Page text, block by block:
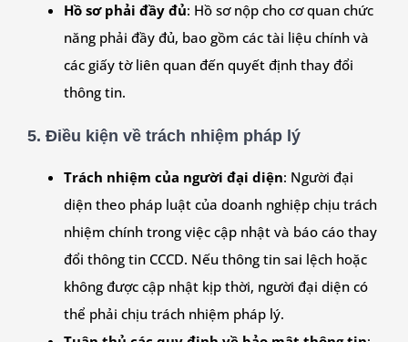
Hồ sơ phải đầy đủ: Hồ sơ nộp cho cơ quan chức
năng phải đầy đủ, bao gồm các tài liệu chính và
các giấy tờ liên quan đến quyết định thay đổi
thông tin.
5. Điều kiện về trách nhiệm pháp lý
Trách nhiệm của người đại diện: Người đại
diện theo pháp luật của doanh nghiệp chịu trách
nhiệm chính trong việc cập nhật và báo cáo thay
đổi thông tin CCCD. Nếu thông tin sai lệch hoặc
không được cập nhật kịp thời, người đại diện có
thể phải chịu trách nhiệm pháp lý.